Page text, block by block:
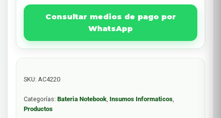
Consultar medios de pago por
WhatsApp
SKU: AC4220
Categorías: Bateria Notebook, Insumos Informaticos,
Productos